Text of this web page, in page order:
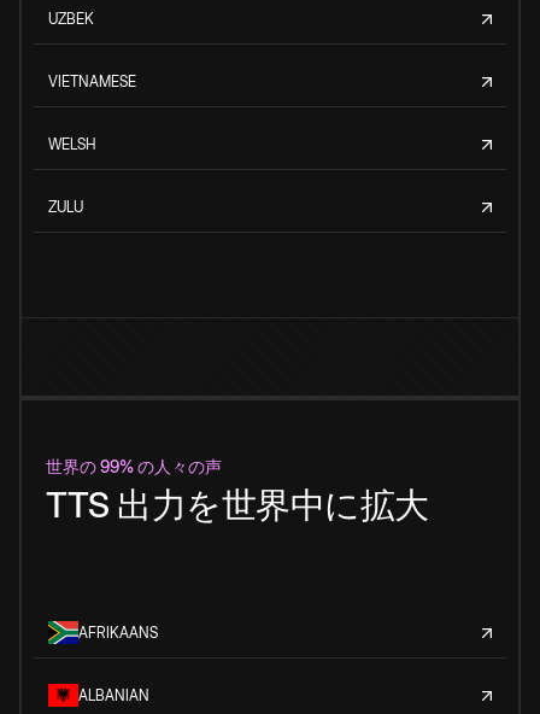
UZBEK
VIETNAMESE
WELSH
ZULU
世界の 99% の人々の声
TTS 出力を世界中に拡大
AFRIKAANS
ALBANIAN